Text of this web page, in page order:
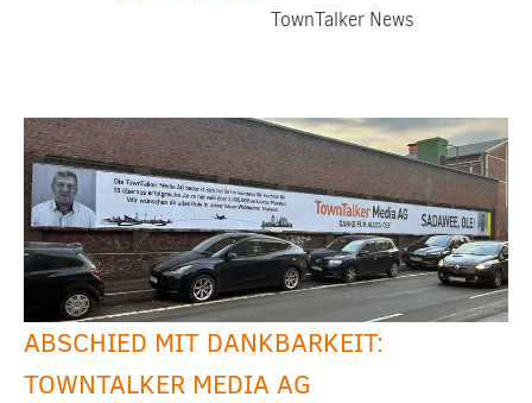
TownTalker News
ABSCHIED MIT DANKBARKEIT:
TOWNTALKER MEDIA AG